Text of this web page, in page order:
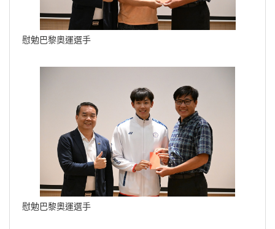
慰勉巴黎奧運選手
慰勉巴黎奧運選手